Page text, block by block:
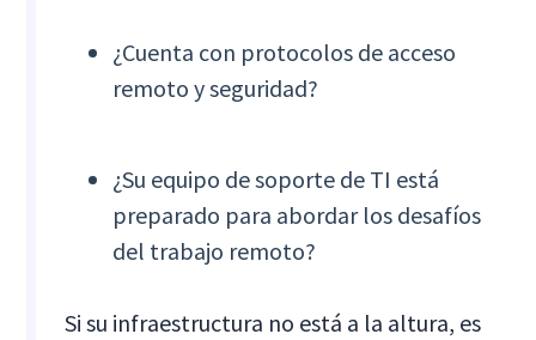
¿Cuenta con protocolos de acceso
remoto y seguridad?
¿Su equipo de soporte de TI está
preparado para abordar los desafíos
del trabajo remoto?
Si su infraestructura no está a la altura, es